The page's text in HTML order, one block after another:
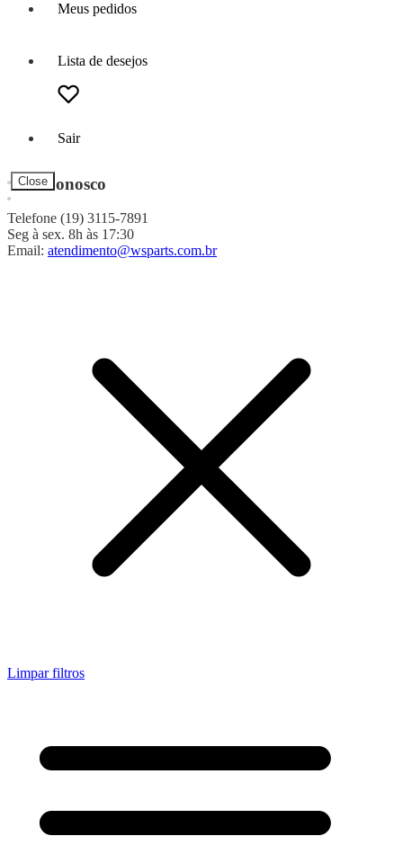
Meus pedidos
Lista de desejos
Sair
Close
Fale Conosco
Telefone (19) 3115-7891
Seg à sex. 8h às 17:30
Email: atendimento@wsparts.com.br
Limpar filtros